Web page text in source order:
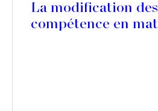
La modification
compétence en